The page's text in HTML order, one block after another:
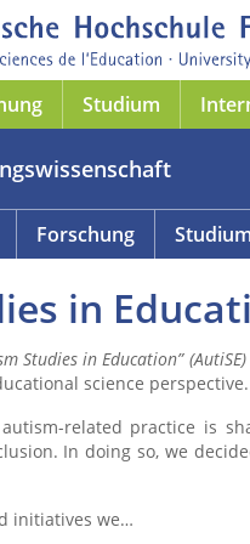
Studium
Forschung Studium
in
Studies in Education” (AutiSE)
science perspective.
related practice is
In doing so, we
initiatives we…